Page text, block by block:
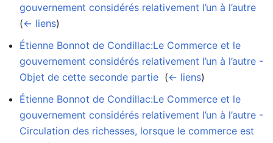
gouvernement considérés relativement l’un à l’autre
(← liens)
Étienne Bonnot de Condillac:Le Commerce et le
gouvernement considérés relativement l’un à l’autre -
Objet de cette seconde partie (← liens)
Étienne Bonnot de Condillac:Le Commerce et le
gouvernement considérés relativement l’un à l’autre -
Circulation des richesses, lorsque le commerce est